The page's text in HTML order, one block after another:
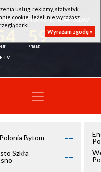
KSK QEMETICA NOTEĆ INOWROCŁAW
58
TV
Bytom --
Szkła
--
usług, reklamy, statystyk.
cookie. Jeżeli nie wyrażasz
Wyrażam zgodę »